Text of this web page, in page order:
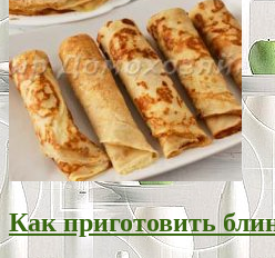
Как приготовить